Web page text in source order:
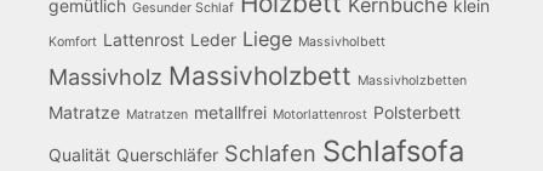
gemütlich Gesunder Schlaf Kernbuche klein
Komfort Lattenrost Leder Liege Massivholbett
Massivholz Massivholzbett Massivholzbetten
Matratze Matratzen metallfrei Motorlattenrost Polsterbett
Qualität Querschläfer Schlafen Schlafsofa